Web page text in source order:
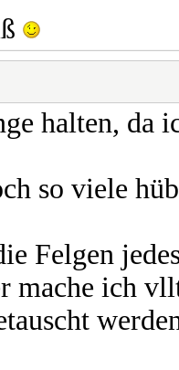
halten, da
so viele
Felgen
mache ich